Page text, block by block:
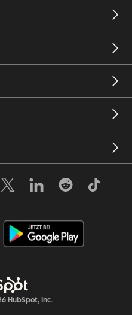
HubSpot, Inc.